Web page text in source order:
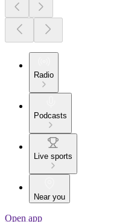
Radio
Podcasts
Live sports
Near you
Open app